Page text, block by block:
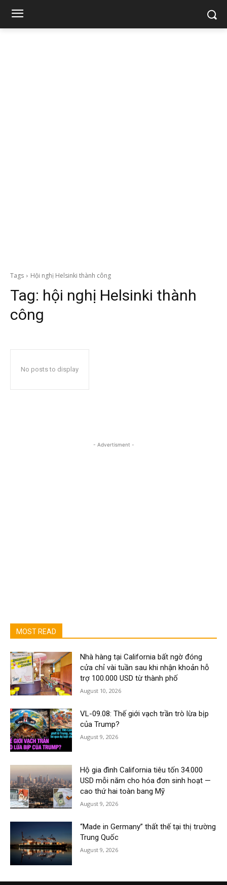
Tags Hội nghị Helsinki thành công
Tag: hội nghị Helsinki thành
công
No posts to display
- Advertisment -
MOST READ
Nhà hàng tại California bất ngờ đóng
cửa chỉ vài tuần sau khi nhận khoản hỗ
trợ 100.000 USD từ thành phố
August 10, 2026
VL-09.08: Thế giới vạch trần trò lừa bịp
của Trump?
August 9, 2026
Hộ gia đình California tiêu tốn 34.000
USD mỗi năm cho hóa đơn sinh hoạt —
cao thứ hai toàn bang Mỹ
August 9, 2026
“Made in Germany” thất thế tại thị trường
Trung Quốc
August 9, 2026